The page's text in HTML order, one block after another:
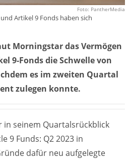
Foto: PantherMedia
Artikel 9 Fonds haben sich
Morningstar das Vermögen
9-Fonds die Schwelle von
es im zweiten Quartal
zulegen konnte.
seinem Quartalsrückblick
9 Funds: Q2 2023 in
dafür neu aufgelegte